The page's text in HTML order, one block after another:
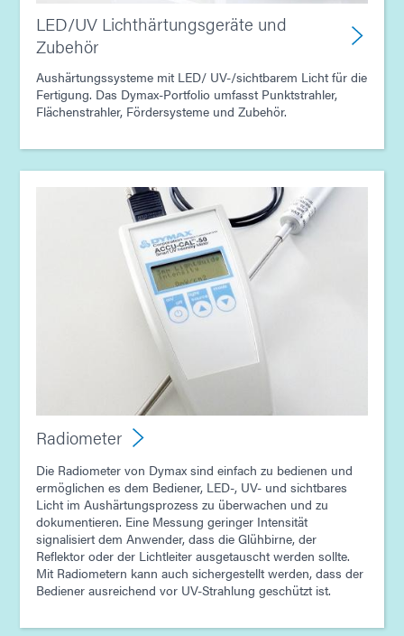
LED/UV Lichthärtungsgeräte und
Zubehör
Aushärtungssysteme mit LED/ UV-/sichtbarem Licht für die
Fertigung. Das Dymax-Portfolio umfasst Punktstrahler,
Flächenstrahler, Fördersysteme und Zubehör.
Radiometer
Die Radiometer von Dymax sind einfach zu bedienen und
ermöglichen es dem Bediener, LED-, UV- und sichtbares
Licht im Aushärtungsprozess zu überwachen und zu
dokumentieren. Eine Messung geringer Intensität
signalisiert dem Anwender, dass die Glühbirne, der
Reflektor oder der Lichtleiter ausgetauscht werden sollte.
Mit Radiometern kann auch sichergestellt werden, dass der
Bediener ausreichend vor UV-Strahlung geschützt ist.